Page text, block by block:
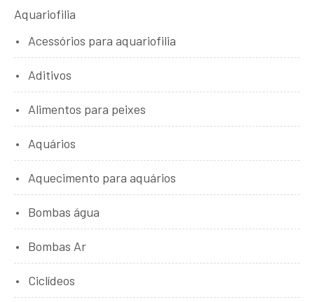
Aquariofilia
Acessórios para aquariofilia
Aditivos
Alimentos para peixes
Aquários
Aquecimento para aquários
Bombas água
Bombas Ar
Ciclídeos